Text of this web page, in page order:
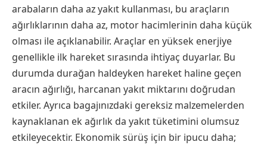
arabaların daha az yakıt kullanması, bu araçların
ağırlıklarının daha az, motor hacimlerinin daha küçük
olması ile açıklanabilir. Araçlar en yüksek enerjiye
genellikle ilk hareket sırasında ihtiyaç duyarlar. Bu
durumda durağan haldeyken hareket haline geçen
aracın ağırlığı, harcanan yakıt miktarını doğrudan
etkiler. Ayrıca bagajınızdaki gereksiz malzemelerden
kaynaklanan ek ağırlık da yakıt tüketimini olumsuz
etkileyecektir. Ekonomik sürüş için bir ipucu daha;